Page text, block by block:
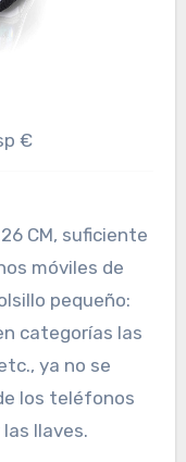
€
CM, suficiente
móviles de
pequeño:
categorías las
ya no se
los teléfonos
llaves.